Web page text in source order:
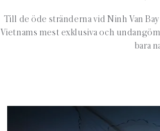
Till de öde stränderna vid Ninh Van
Vietnams mest exklusiva och
bara